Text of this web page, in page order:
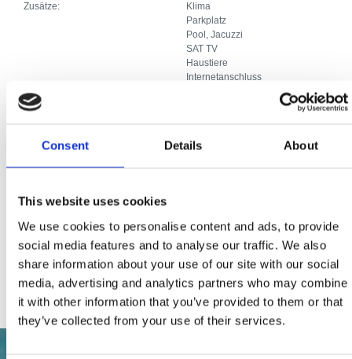
Consent Details About
This website uses cookies
We use cookies to personalise content and ads, to provide
social media features and to analyse our traffic. We also
share information about your use of our site with our social
media, advertising and analytics partners who may combine
it with other information that you’ve provided to them or that
they’ve collected from your use of their services.
Zusätze:
Klima
Parkplatz
Pool, Jacuzzi
SAT TV
Haustiere
Internetanschluss
Zusätze:
Pool, Jacuzzi
SAT TV
Haustiere